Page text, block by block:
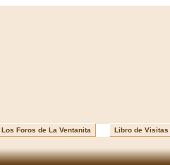
Los Foros de La Ventanita Libro de Visitas